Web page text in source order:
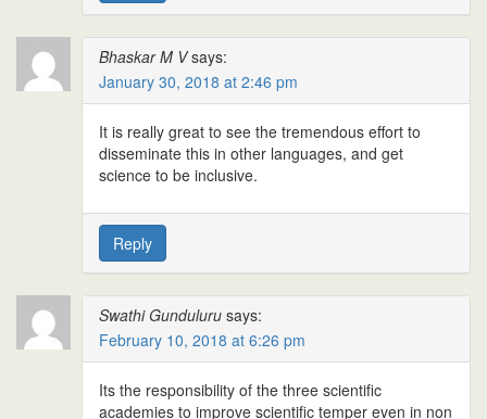
Bhaskar M V says:
January 30, 2018 at 2:46 pm
It is really great to see the tremendous effort to
disseminate this in other languages, and get
science to be inclusive.
Reply
Swathi Gunduluru says:
February 10, 2018 at 6:26 pm
Its the responsibility of the three scientific
academies to improve scientific temper even in non